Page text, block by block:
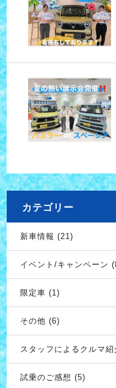
カテゴリー
新車情報 (21)
イベント/キャンペーン
限定車 (1)
その他 (6)
スタッフによるクルマ
試乗のご感想 (5)